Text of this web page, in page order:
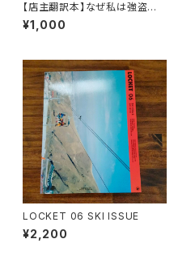
【店主翻訳本】なぜ私は強盗に
なったのか マリウスジェイコブ
（moonlight books vol.1）
¥1,000
LOCKET 06 SKI ISSUE
¥2,200